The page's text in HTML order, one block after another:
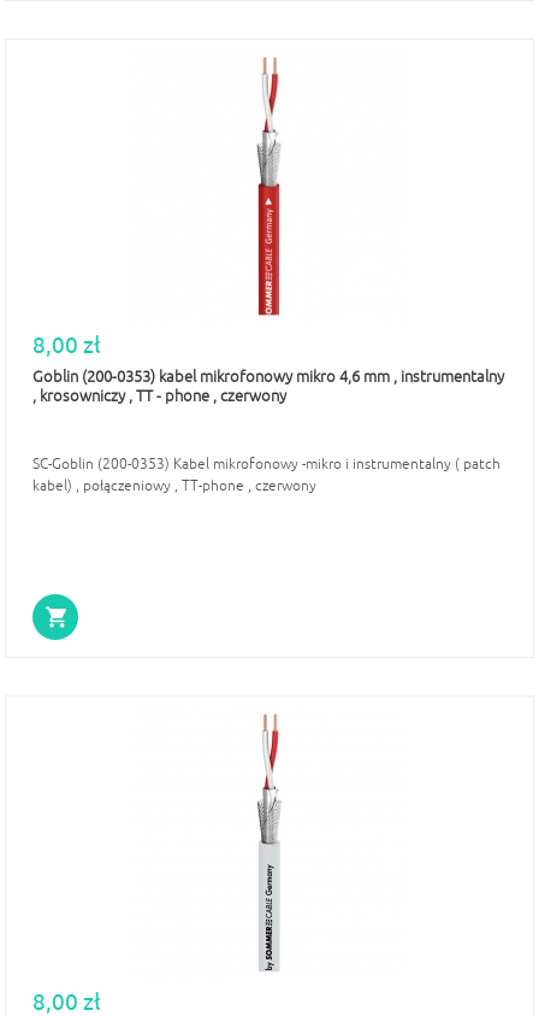
8,00 zł
Goblin (200-0353) kabel mikrofonowy mikro 4,6 mm , instrumentalny
, krosowniczy , TT - phone , czerwony
SC-Goblin (200-0353) Kabel mikrofonowy -mikro i instrumentalny ( patch
kabel) , połączeniowy , TT-phone , czerwony
8,00 zł